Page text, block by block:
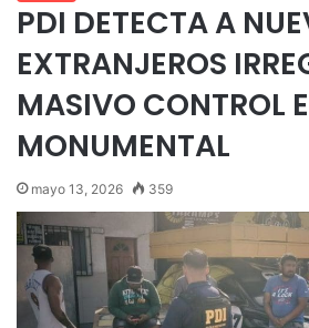
PDI DETECTA A
EXTRANJEROS
MASIVO CONTROL
MONUMENTAL
mayo 13, 2026 359